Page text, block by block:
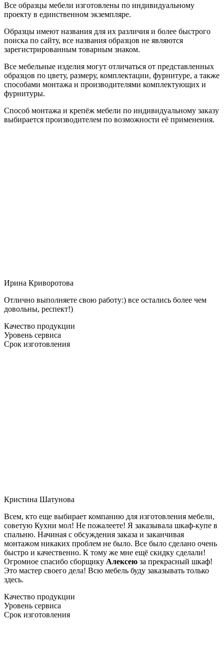
Все образцы мебели изготовлены по индивидуальному
проекту в единственном экземпляре.
Образцы имеют названия для их различия и более быстрого
поиска по сайту, все названия образцов не являются
зарегистрированным товарным знаком.
Все мебельные изделия могут отличаться от представленных
образцов по цвету, размеру, комплектации, фурнитуре, а также
способами монтажа и производителями комплектующих и
фурнитуры.
Способ монтажа и крепёж мебели по индивидуальному заказу
выбирается производителем по возможности её применения.
Ирина Криворотова
Отлично выполняете свою работу:) все остались более чем
довольны, респект!)
Качество продукции
Уровень сервиса
Срок изготовления
Кристина Шатунова
Всем, кто еще выбирает компанию для изготовления мебели,
советую Кухни мол! Не пожалеете! Я заказывала шкаф-купе в
спальню. Начиная с обсуждения заказа и заканчивая
монтажом никаких проблем не было. Все было сделано очень
быстро и качественно. К тому же мне ещё скидку сделали!
Огромное спасибо сборщику Алексею за прекрасный шкаф!
Это мастер своего дела! Всю мебель буду заказывать только
здесь.
Качество продукции
Уровень сервиса
Срок изготовления